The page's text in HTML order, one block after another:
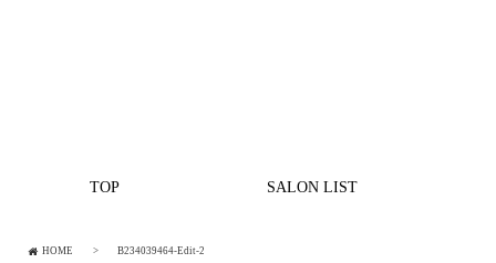
TOP SALON LIST
HOME B234039464-Edit-2